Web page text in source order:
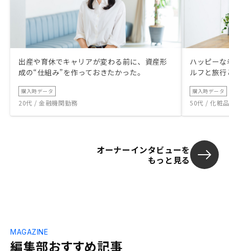
出産や育休でキャリアが変わる前に、資産形
成の“仕組み”を作っておきたかった。
購入時データ
20代 / 金融機関勤務
ハッピー
ルフと旅
購入時データ
50代 / 化粧
オーナーインタビューを
もっと見る
編集部おすすめ記事
MAGAZINE